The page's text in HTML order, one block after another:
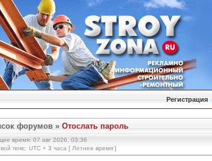
Регистрация
форумов » Отослать пароль
время: 07 авг 2026, 03:36
пояс: UTC + 3 часа [ Летнее время ]